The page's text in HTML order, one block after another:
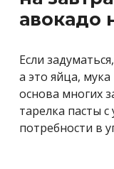
авокадо
Если
а это яйца,
основа многих
тарелка пасты
потребности в